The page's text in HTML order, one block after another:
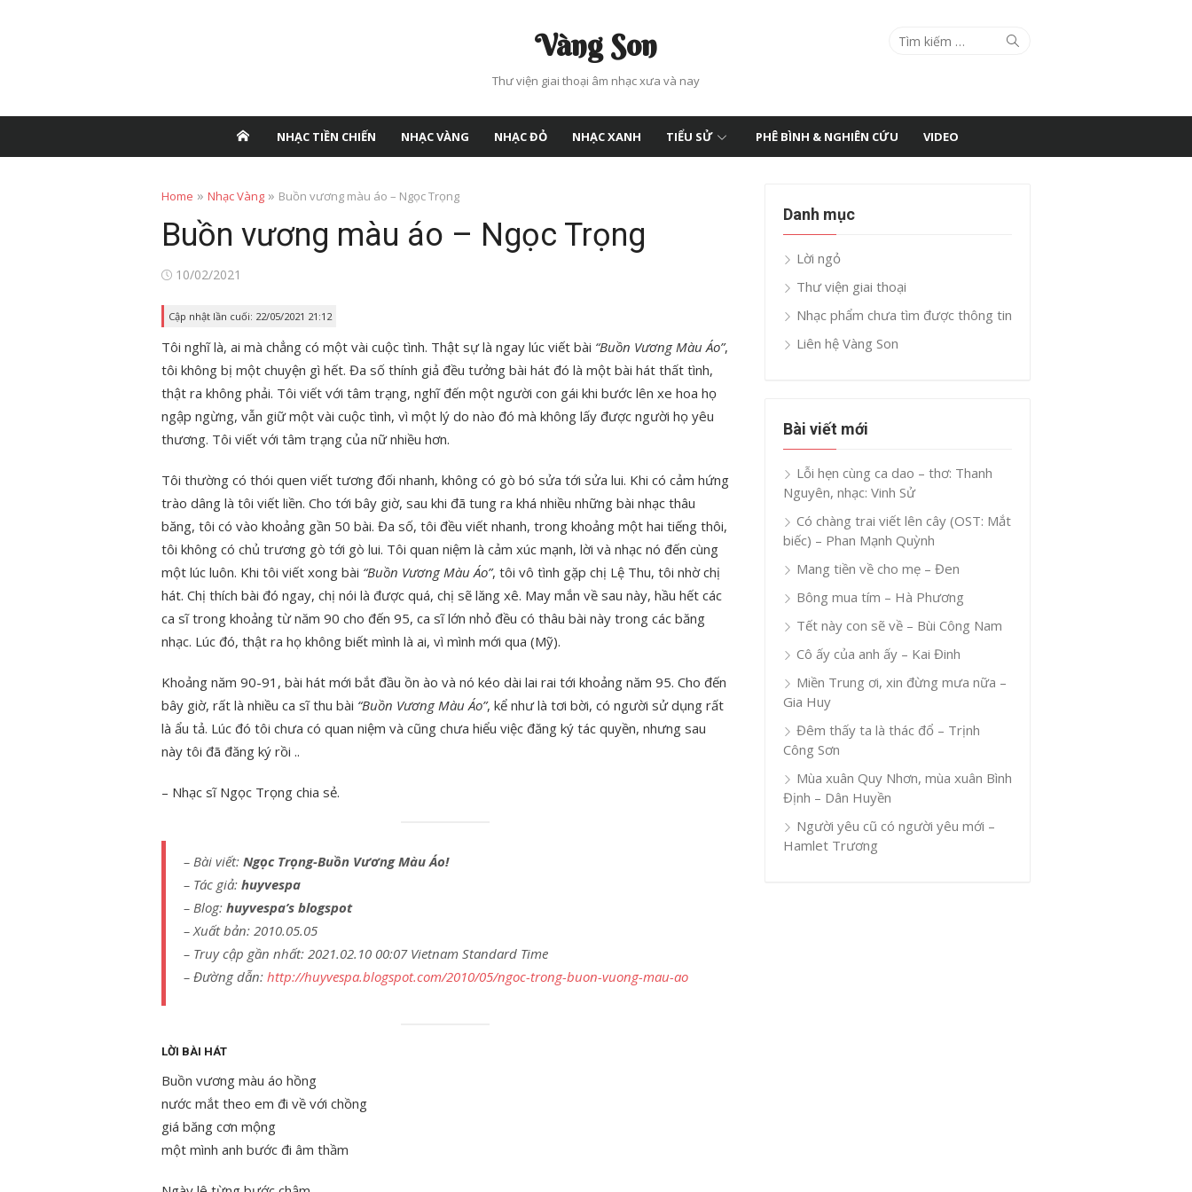
Vàng Son
Thư viện giai thoại âm nhạc xưa và nay
Search
Search
NHẠC TIỀN CHIẾN NHẠC VÀNG NHẠC ĐỎ NHẠC XANH TIỂU SỬ PHÊ BÌNH & NGHIÊN CỨU VIDEO
Home » Nhạc Vàng » Buồn vương màu áo – Ngọc Trọng
Buồn vương màu áo – Ngọc Trọng
Posted
10/02/2021
Cập nhật lần cuối: 22/05/2021 21:12
Tôi nghĩ là, ai mà chẳng có một vài cuộc tình. Thật sự là ngay lúc viết bài “Buồn Vương Màu Áo”,
tôi không bị một chuyện gì hết. Đa số thính giả đều tưởng bài hát đó là một bài hát thất tình,
thật ra không phải. Tôi viết với tâm trạng, nghĩ đến một người con gái khi bước lên xe hoa họ
ngập ngừng, vẫn giữ một vài cuộc tình, vì một lý do nào đó mà không lấy được người họ yêu
thương. Tôi viết với tâm trạng của nữ nhiều hơn.
Tôi thường có thói quen viết tương đối nhanh, không có gò bó sửa tới sửa lui. Khi có cảm hứng
trào dâng là tôi viết liền. Cho tới bây giờ, sau khi đã tung ra khá nhiều những bài nhạc thâu
băng, tôi có vào khoảng gần 50 bài. Đa số, tôi đều viết nhanh, trong khoảng một hai tiếng thôi,
tôi không có chủ trương gò tới gò lui. Tôi quan niệm là cảm xúc mạnh, lời và nhạc nó đến cùng
một lúc luôn. Khi tôi viết xong bài “Buồn Vương Màu Áo”, tôi vô tình gặp chị Lệ Thu, tôi nhờ chị
hát. Chị thích bài đó ngay, chị nói là được quá, chị sẽ lăng xê. May mắn về sau này, hầu hết các
ca sĩ trong khoảng từ năm 90 cho đến 95, ca sĩ lớn nhỏ đều có thâu bài này trong các băng
nhạc. Lúc đó, thật ra họ không biết mình là ai, vì mình mới qua (Mỹ).
Khoảng năm 90-91, bài hát mới bắt đầu ồn ào và nó kéo dài lai rai tới khoảng năm 95. Cho đến
bây giờ, rất là nhiều ca sĩ thu bài “Buồn Vương Màu Áo”, kể như là tơi bời, có người sử dụng rất
là ẩu tả. Lúc đó tôi chưa có quan niệm và cũng chưa hiểu việc đăng ký tác quyền, nhưng sau
này tôi đã đăng ký rồi ..
– Nhạc sĩ Ngọc Trọng chia sẻ.
– Bài viết: Ngọc Trọng-Buồn Vương Màu Áo!
– Tác giả: huyvespa
– Blog: huyvespa’s blogspot
– Xuất bản: 2010.05.05
– Truy cập gần nhất: 2021.02.10 00:07 Vietnam Standard Time
– Đường dẫn: http://huyvespa.blogspot.com/2010/05/ngoc-trong-buon-vuong-mau-ao
LỜI BÀI HÁT
Buồn vương màu áo hồng
nước mắt theo em đi về với chồng
giá băng cơn mộng
một mình anh bước đi âm thầm
Danh mục
Lời ngỏ
Thư viện giai thoại
Nhạc phẩm chưa tìm được thông tin
Liên hệ Vàng Son
Bài viết mới
Lỗi hẹn cùng ca dao – thơ: Thanh
Nguyên, nhạc: Vinh Sử
Có chàng trai viết lên cây (OST: Mắt
biếc) – Phan Mạnh Quỳnh
Mang tiền về cho mẹ – Đen
Bông mua tím – Hà Phương
Tết này con sẽ về – Bùi Công Nam
Cô ấy của anh ấy – Kai Đinh
Miền Trung ơi, xin đừng mưa nữa –
Gia Huy
Đêm thấy ta là thác đổ – Trịnh
Công Sơn
Mùa xuân Quy Nhơn, mùa xuân Bình
Định – Dân Huyền
Người yêu cũ có người yêu mới –
Hamlet Trương